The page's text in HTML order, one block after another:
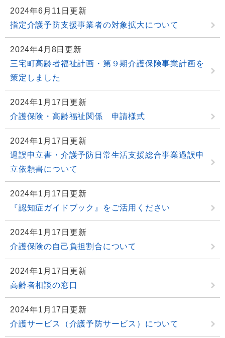
2024年6月11日更新
指定介護予防支援事業者の対象拡大について
2024年4月8日更新
三宅町高齢者福祉計画・第９期介護保険事業計画を
策定しました
2024年1月17日更新
介護保険・高齢福祉関係 申請様式
2024年1月17日更新
過誤申立書・介護予防日常生活支援総合事業過誤申
立依頼書について
2024年1月17日更新
『認知症ガイドブック』をご活用ください
2024年1月17日更新
介護保険の自己負担割合について
2024年1月17日更新
高齢者相談の窓口
2024年1月17日更新
介護サービス（介護予防サービス）について